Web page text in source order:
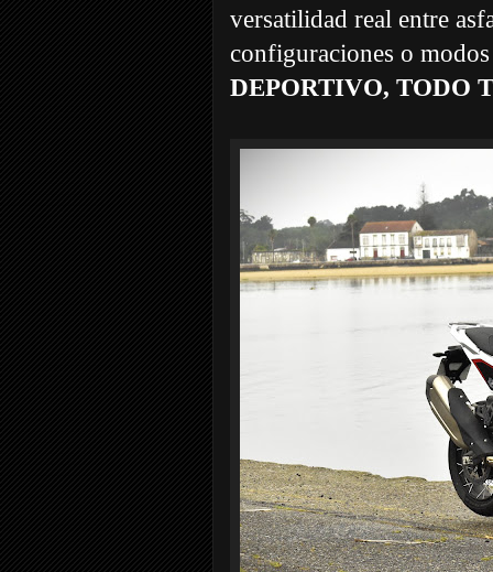
versatilidad real entre
configuraciones o
DEPORTIVO, TODO